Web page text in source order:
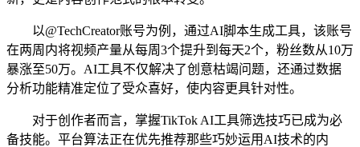
以@TechCreator账号为例，通过AI脚本生成工具，该账号
在两周内将视频产量从每周3个提升到每天2个，粉丝数从10万
暴涨至50万。AI工具不仅解决了创意枯竭问题，还通过数据
分析功能精准定位了受众喜好，使内容更具针对性。
对于创作者而言，掌握TikTok AI工具筛选技巧已成为必
备技能。平台算法正在优先推荐那些巧妙运用AI技术的内